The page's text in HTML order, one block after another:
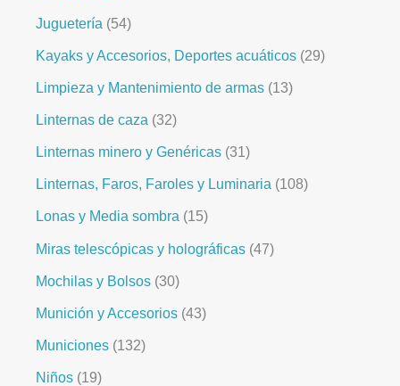
Juguetería 54
Kayaks y Accesorios, Deportes acuáticos 29
Limpieza y Mantenimiento de armas 13
Linternas de caza 32
Linternas minero y Genéricas 31
Linternas, Faros, Faroles y Luminaria 108
Lonas y Media sombra 15
Miras telescópicas y holográficas 47
Mochilas y Bolsos 30
Munición y Accesorios 43
Municiones 132
Niños 19